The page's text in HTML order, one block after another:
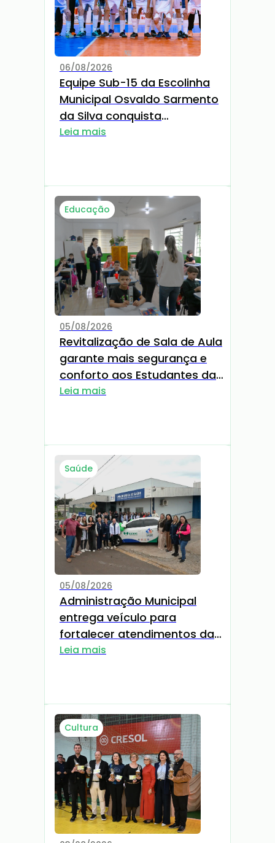
06/08/2026
Equipe Sub-15 da Escolinha
Municipal Osvaldo Sarmento
da Silva conquista
classificação para a Série
Leia mais
Educação
05/08/2026
Revitalização de Sala de Aula
garante mais segurança e
conforto aos Estudantes da
EMEF Bento Gonçalves
Leia mais
Saúde
05/08/2026
Administração Municipal
entrega veículo para
fortalecer atendimentos da
Estratégia Saúde da Família
Leia mais
Cultura